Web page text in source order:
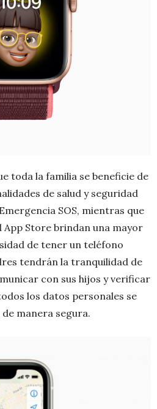
toda la familia se beneficie de
de salud y seguridad
SOS, mientras que
App Store brindan una mayor
de tener un teléfono
tendrán la tranquilidad de
con sus hijos y verificar
los datos personales se
manera segura.